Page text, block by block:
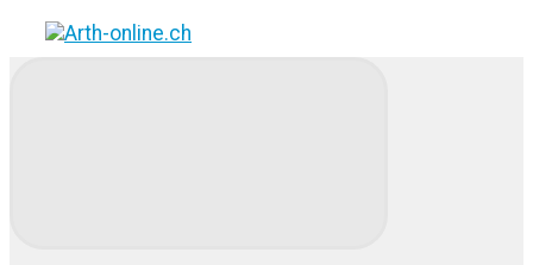
Zum
Hauptinhalt